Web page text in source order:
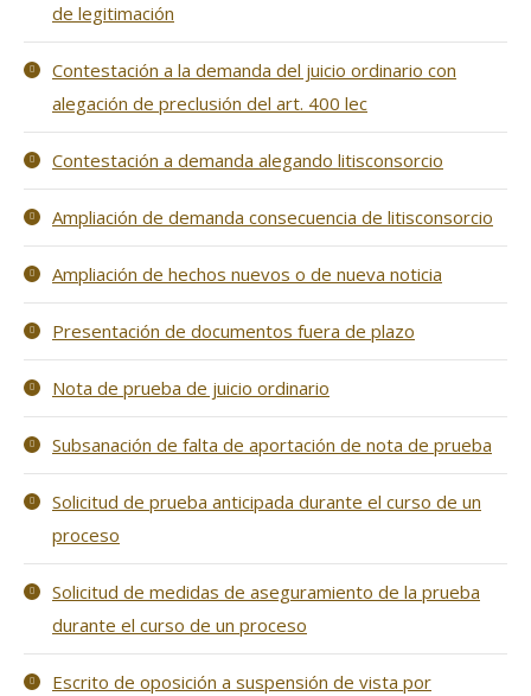
de legitimación
Contestación a la demanda del juicio ordinario con
alegación de preclusión del art. 400 lec
Contestación a demanda alegando litisconsorcio
Ampliación de demanda consecuencia de litisconsorcio
Ampliación de hechos nuevos o de nueva noticia
Presentación de documentos fuera de plazo
Nota de prueba de juicio ordinario
Subsanación de falta de aportación de nota de prueba
Solicitud de prueba anticipada durante el curso de un
proceso
Solicitud de medidas de aseguramiento de la prueba
durante el curso de un proceso
Escrito de oposición a suspensión de vista por